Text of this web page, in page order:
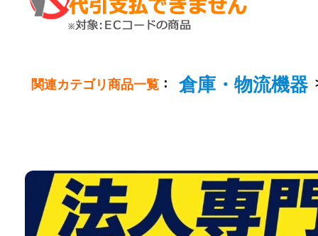
関連カテゴリ商品一覧 ： 倉庫・物流機器